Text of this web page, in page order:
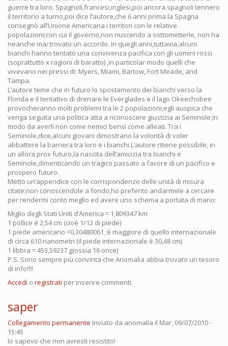
guerre tra loro. Spagnoli,francesi,inglesi,poi ancora spagnoli tennero
il territorio a turno,poi dice l’autore,che 6 anni prima la Spagna
consegnò all’Unione Americana i territori con le relative
popolazioni;con cui il governo,non riuscendo a sottometterle, non ha
neanche mai trovato un accordo. In quegli anni,tuttavia,alcuni
bianchi hanno tentato una convivenza pacifica con gli uomini rossi
(soprattutto x ragioni di baratto) ,in particolar modo quelli che
vivevano nei pressi di: Myers, Miami, Bartow, Fort Meade, and
Tampa.
L’autore teme che in futuro lo spostamento dei bianchi verso la
Florida e il tentativo di drenare le Everglades e il lago Okeechobee
provocheranno molti problemi tra le 2 popolazioni;egli auspica che
venga seguita una politica atta a riconoscere giustizia ai Seminole,in
modo da averli non come nemici bensì come alleati. Tra i
Seminole,dice,alcuni giovani dimostrano la volontà di voler
abbattere la barriera tra loro e i bianchi.L’autore ritiene possibile, in
un allora prox futuro,la nascita dell’amicizia tra bianchi e
Seminole,dimenticando un tragico passato a favore di un pacifico e
prospero futuro.
Metto un’appendice con le corrispondenze delle unità di misura
citate;non conoscendole a fondo,ho preferito andarmele a cercare
per rendermi conto meglio ed avere uno schema a portata di mano:
Miglio degli Stati Uniti d’America = 1,809347 km
1 pollice é 2,54 cm (cioè 1/12 di piede)
1 piede americano =0,30480061 ;è maggiore di quello internazionale
di circa 610 nanometri (il piede internazionale è 30,48 cm)
1 libbra = 453,59237 g(ossia 16 once)
P.S. Sono sempre più convinta che Anomalia abbia trovato un tesoro
di info!!!!
Accedi o registrati per inserire commenti.
saper
Collegamento permanente Inviato da anomalia il Mar, 09/07/2010 -
15:45
lo sapevo che non avresti resistito!